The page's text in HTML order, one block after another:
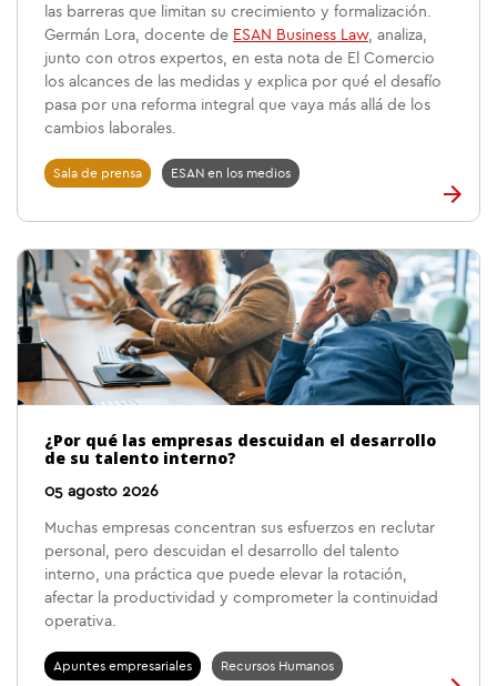
las barreras que limitan su crecimiento y formalización.
Germán Lora, docente de ESAN Business Law, analiza,
junto con otros expertos, en esta nota de El Comercio
los alcances de las medidas y explica por qué el desafío
pasa por una reforma integral que vaya más allá de los
cambios laborales.
Sala de prensa ESAN en los medios
¿Por qué las empresas descuidan el desarrollo
de su talento interno?
05 agosto 2026
Muchas empresas concentran sus esfuerzos en reclutar
personal, pero descuidan el desarrollo del talento
interno, una práctica que puede elevar la rotación,
afectar la productividad y comprometer la continuidad
operativa.
Apuntes empresariales Recursos Humanos